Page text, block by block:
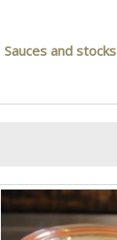
Sauces and stocks